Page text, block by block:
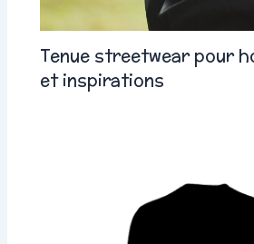
Tenue streetwear pour
et inspirations